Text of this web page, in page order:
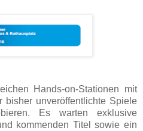
Hands-on-Stationen mit
bisher unveröffentlichte Spiele
Es warten exklusive
kommenden Titel sowie ein